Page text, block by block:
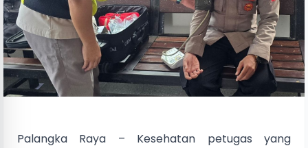
Palangka Raya – Kesehatan petugas yang